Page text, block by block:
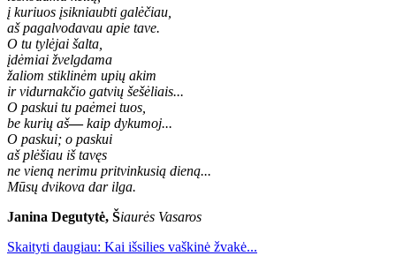
į kuriuos įsikniaubti galėčiau,
aš pagalvodavau apie tave.
O tu tylėjai šalta,
įdėmiai žvelgdama
žaliom stiklinėm upių akim
ir vidurnakčio gatvių šešėliais...
O paskui tu paėmei tuos,
be kurių aš—kaip dykumoj...
O paskui; o paskui
aš plėšiau iš tavęs
ne vieną nerimu pritvinkusią dieną...
Mūsų dvikova dar ilga.
Janina Degutytė, Šiaurės Vasaros
Skaityti daugiau: Kai išsilies vaškinė žvakė...